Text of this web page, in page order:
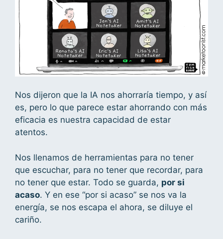
Nos dijeron que la IA nos ahorraría tiempo, y así
es, pero lo que parece estar ahorrando con más
eficacia es nuestra capacidad de estar
atentos.
Nos llenamos de herramientas para no tener
que escuchar, para no tener que recordar, para
no tener que estar. Todo se guarda, por si
acaso. Y en ese “por si acaso” se nos va la
energía, se nos escapa el ahora, se diluye el
cariño.